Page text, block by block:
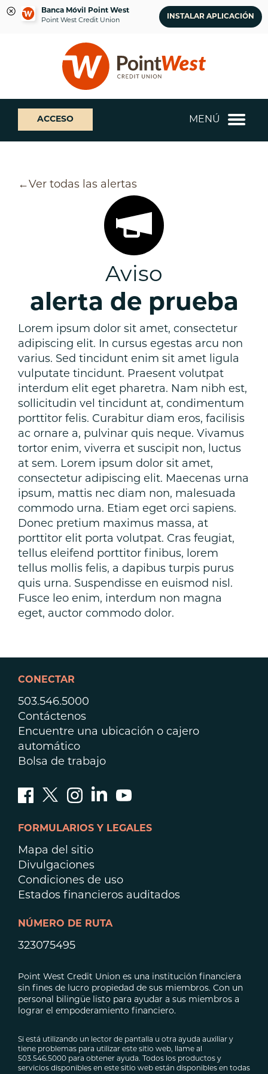
Banca Móvil Point West
Point West Credit Union
INSTALAR APLICACIÓN
sesión
banca
web
¿Qué
podemos
ayudarte
a
ACCESO MENÚ
Ver todas las alertas
Aviso
alerta de prueba
Lorem ipsum dolor sit amet, consectetur
adipiscing elit. In cursus egestas arcu non
varius. Sed tincidunt enim sit amet ligula
vulputate tincidunt. Praesent volutpat
interdum elit eget pharetra. Nam nibh est,
sollicitudin vel tincidunt at, condimentum
porttitor felis. Curabitur diam eros, facilisis
ac ornare a, pulvinar quis neque. Vivamus
tortor enim, viverra et suscipit non, luctus
at sem. Lorem ipsum dolor sit amet,
consectetur adipiscing elit. Maecenas urna
ipsum, mattis nec diam non, malesuada
commodo urna. Etiam eget orci sapiens.
Donec pretium maximus massa, at
porttitor elit porta volutpat. Cras feugiat,
tellus eleifend porttitor finibus, lorem
tellus mollis felis, a dapibus turpis purus
quis urna. Suspendisse en euismod nisl.
Fusce leo enim, interdum non magna
eget, auctor commodo dolor.
CONECTAR
503.546.5000
Contáctenos
Encuentre una ubicación o cajero
automático
Bolsa de trabajo
FORMULARIOS Y LEGALES
Mapa del sitio
Divulgaciones
Condiciones de uso
Estados financieros auditados
NÚMERO DE RUTA
323075495
Point West Credit Union es una institución financiera
sin fines de lucro propiedad de sus miembros. Con un
personal bilingüe listo para ayudar a sus miembros a
lograr el empoderamiento financiero.
Si está utilizando un lector de pantalla u otra ayuda auxiliar y
tiene problemas para utilizar este sitio web, llame al
503.546.5000 para obtener ayuda. Todos los productos y
servicios disponibles en este sitio web están disponibles en todas